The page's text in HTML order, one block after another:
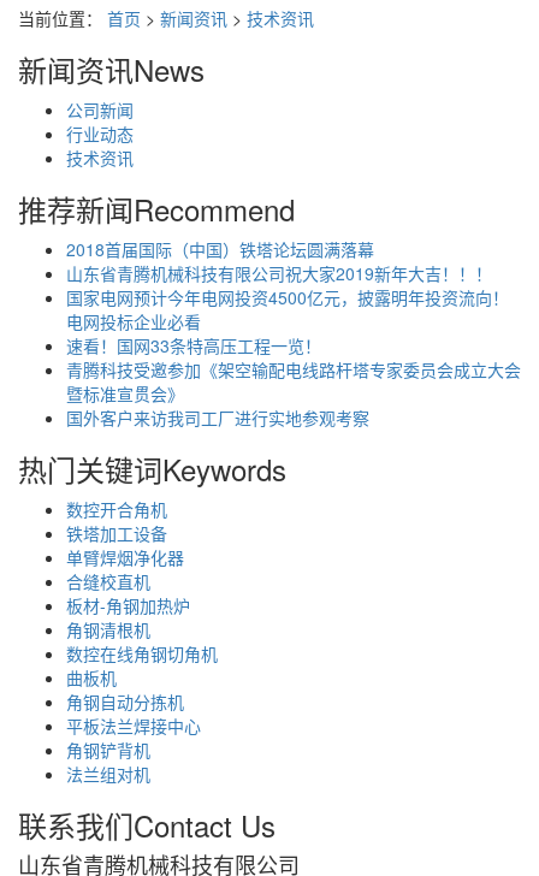
当前位置： 首页 > 新闻资讯 > 技术资讯
新闻资讯News
公司新闻
行业动态
技术资讯
推荐新闻Recommend
2018首届国际（中国）铁塔论坛圆满落幕
山东省青腾机械科技有限公司祝大家2019新年大吉！！！
国家电网预计今年电网投资4500亿元，披露明年投资流向！
电网投标企业必看
速看！国网33条特高压工程一览！
青腾科技受邀参加《架空输配电线路杆塔专家委员会成立大会
暨标准宣贯会》
国外客户来访我司工厂进行实地参观考察
热门关键词Keywords
数控开合角机
铁塔加工设备
单臂焊烟净化器
合缝校直机
板材-角钢加热炉
角钢清根机
数控在线角钢切角机
曲板机
角钢自动分拣机
平板法兰焊接中心
角钢铲背机
法兰组对机
联系我们Contact Us
山东省青腾机械科技有限公司